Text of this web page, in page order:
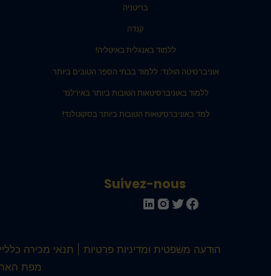
בריטניה
קנדה
ללמוד באנגלית באיטליה!
אוניברסיטה הולנד: ללמוד בבתי הספר הטובים ביותר
ללמוד באוניברסיטאות הטובות ביותר באירלנד
למד באוניברסיטאות הטובות ביותר בסקוטלנד!
Suivez-nous
הודעה משפטית ומדיניות פרטיות
תנאי מכירה כלליים
מפת האתר